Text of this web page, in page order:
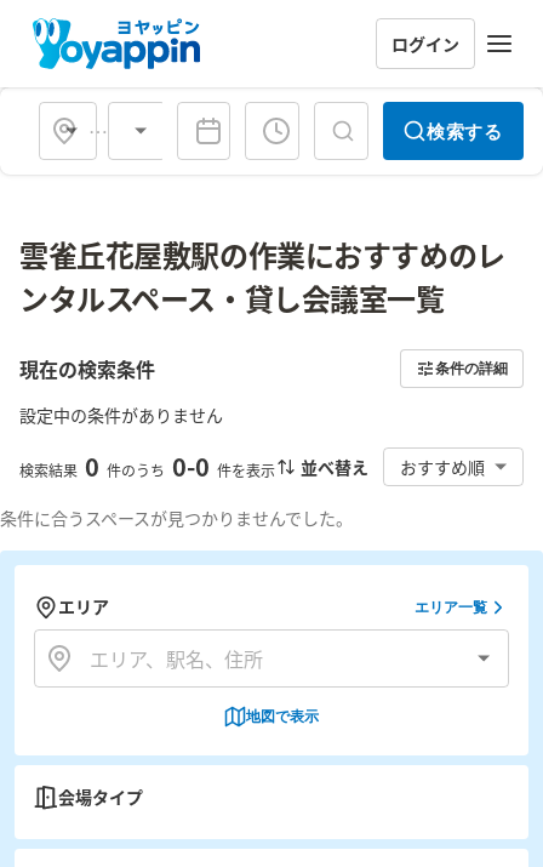
ログイン
会場タイプ 検索する
雲雀丘花屋敷駅の作業におすすめのレ
ンタルスペース・貸し会議室一覧
現在の検索条件 条件の詳細
設定中の条件がありません
検索結果 0 件のうち 0-0 件を表示 並べ替え おすすめ順
条件に合うスペースが見つかりませんでした。
エリア エリア一覧
地図で表示
会場タイプ